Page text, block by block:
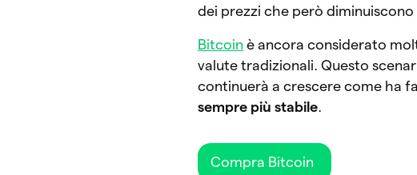
dei prezzi che però
Bitcoin è ancora considerato
valute tradizionali. Questo
continuerà a crescere come ha
sempre più stabile
Compra Bitcoin